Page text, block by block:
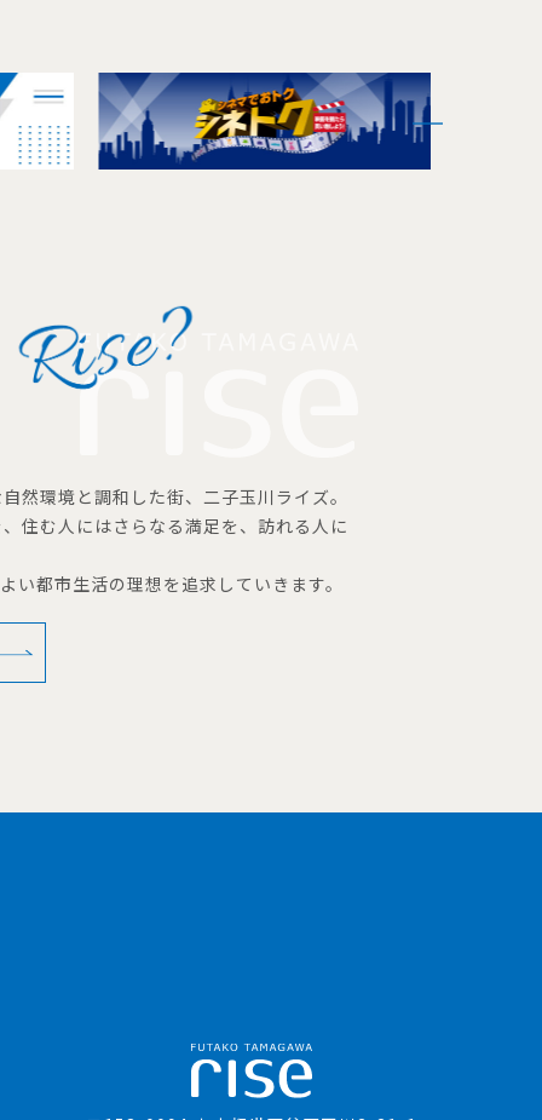
然環境と調和した街、二子玉川ライズ。
住む人にはさらなる満足を、訪れる人に
い都市生活の理想を追求していきます。